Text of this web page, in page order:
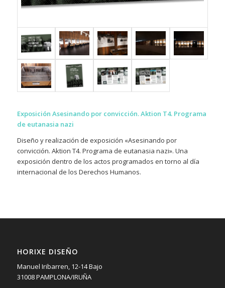
Exposición Asesinando por convicción. Aktion T4. Programa
de eutanasia nazi
Diseño y realización de exposición «Asesinando por
convicción. Aktion T4. Programa de eutanasia nazi». Una
exposición dentro de los actos programados en torno al día
internacional de los Derechos Humanos.
HORIXE DISEÑO
Manuel Iribarren, 12-14 Bajo
31008 PAMPLONA/IRUÑA